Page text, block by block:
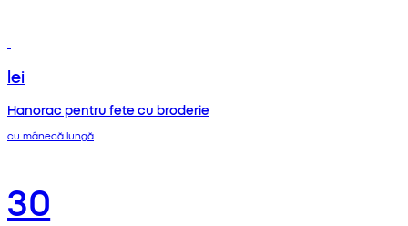
lei
Hanorac pentru fete cu broderie
cu mânecă lungă
30